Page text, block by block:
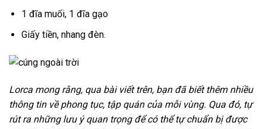
1 đĩa muối, 1 đĩa gạo
Giấy tiền, nhang đèn.
Lorca mong rằng, qua bài viết trên, bạn đã biết thêm nhiều
thông tin về phong tục, tập quán của mỗi vùng. Qua đó, tự
rút ra những lưu ý quan trọng để có thể tự chuẩn bị được